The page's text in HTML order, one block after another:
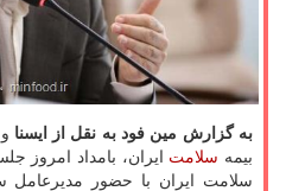
به گزارش مین فود به نقل از ایسنا
بیمه سلامت ایران، بامداد امروز
سلامت ایران با حضور مدیرعامل